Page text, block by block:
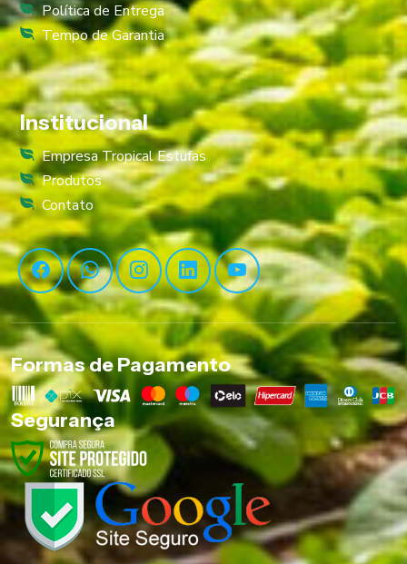
Política de Entrega
Tempo de Garantia
Institucional
Empresa Tropical Estufas
Produtos
Contato
Formas de Pagamento
Segurança